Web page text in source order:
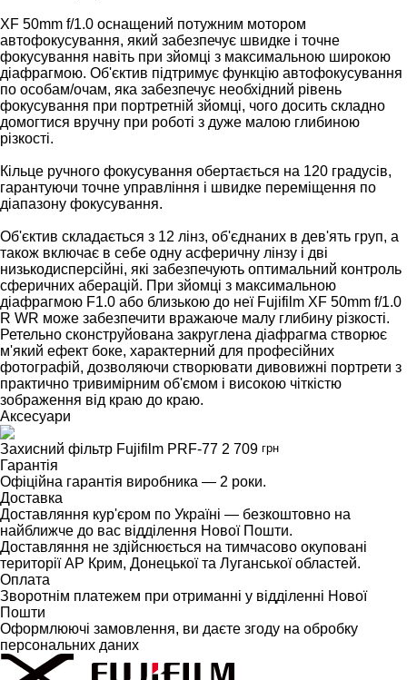
XF 50mm f/1.0 оснащений потужним мотором
автофокусування, який забезпечує швидке і точне
фокусування навіть при зйомці з максимальною широкою
діафрагмою. Об'єктив підтримує функцію автофокусування
по особам/очам, яка забезпечує необхідний рівень
фокусування при портретній зйомці, чого досить складно
домогтися вручну при роботі з дуже малою глибиною
різкості.
Кільце ручного фокусування обертається на 120 градусів,
гарантуючи точне управління і швидке переміщення по
діапазону фокусування.
Об'єктив складається з 12 лінз, об'єднаних в дев'ять груп, а
також включає в себе одну асферичну лінзу і дві
низькодисперсійні, які забезпечують оптимальний контроль
сферичних аберацій. При зйомці з максимальною
діафрагмою F1.0 або близькою до неї Fujifilm XF 50mm f/1.0
R WR може забезпечити вражаюче малу глибину різкості.
Ретельно сконструйована закруглена діафрагма створює
м'який ефект боке, характерний для професійних
фотографій, дозволяючи створювати дивовижні портрети з
практично тривимірним об'ємом і високою чіткістю
зображення від краю до краю.
Аксесуари
Захисний фільтр Fujifilm PRF-77 2 709 грн
Гарантія
Офіційна гарантія виробника — 2 роки.
Доставка
Доставляння кур'єром по Україні — безкоштовно на
найближче до вас відділення Нової Пошти.
Доставляння не здійснюється на тимчасово окуповані
території АР Крим, Донецької та Луганської областей.
Оплата
Зворотнім платежем при отриманні у відділенні Нової
Пошти
Оформлюючі замовлення, ви даєте згоду на обробку
персональних даних